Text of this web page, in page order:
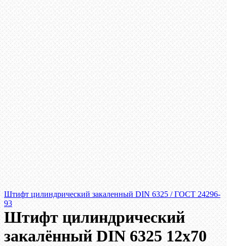
Штифт цилиндрический закаленный DIN 6325 / ГОСТ 24296-
93
Штифт цилиндрический
закалённый DIN 6325 12х70